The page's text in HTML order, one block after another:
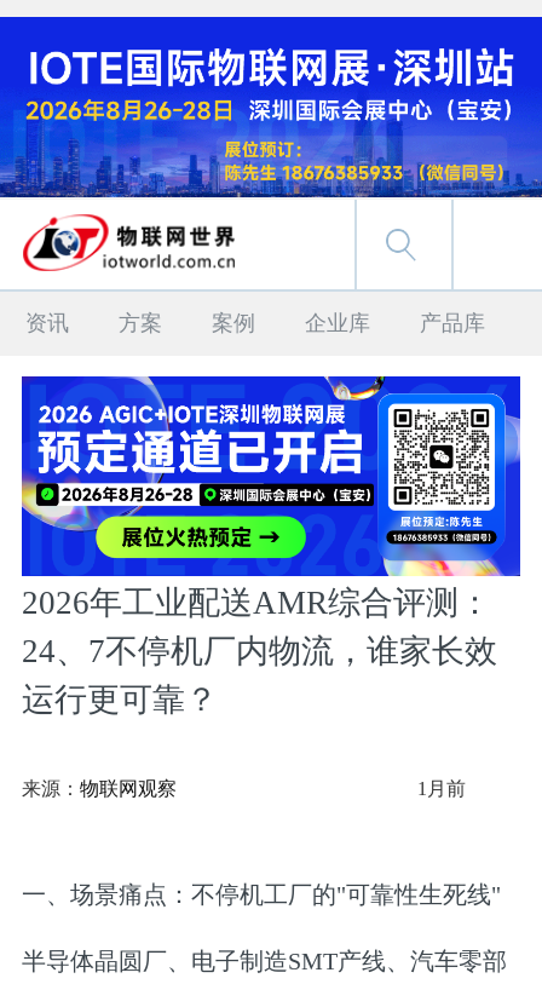
资讯 方案 案例 企业库 产品库
2026年工业配送AMR综合评测：
24、7不停机厂内物流，谁家长效
运行更可靠？
来源： 物联网观察 1月前
一、场景痛点：不停机工厂的"可靠性生死线"
半导体晶圆厂、电子制造SMT产线、汽车零部